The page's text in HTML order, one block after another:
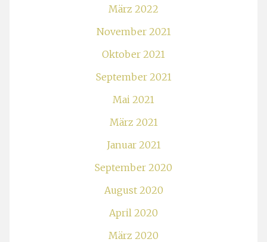
März 2022
November 2021
Oktober 2021
September 2021
Mai 2021
März 2021
Januar 2021
September 2020
August 2020
April 2020
März 2020